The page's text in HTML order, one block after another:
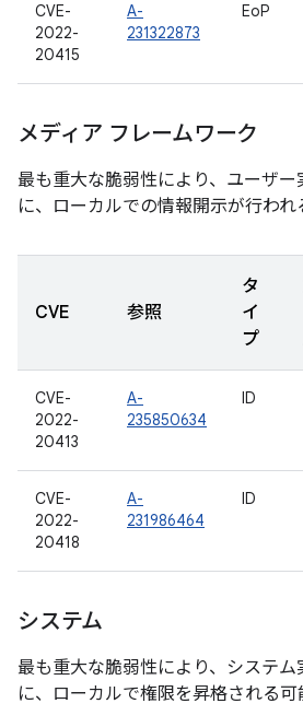
CVE-
2022-
20415
A-
231322873
EoP
メディア フレームワーク
最も重大な脆弱性により、ユーザ
に、ローカルでの情報開示が行われ
CVE 参照
タ
イ
プ
CVE-
2022-
20413
A-
235850634
ID
CVE-
2022-
20418
A-
231986464
ID
システム
最も重大な脆弱性により、システ
に、ローカルで権限を昇格される可